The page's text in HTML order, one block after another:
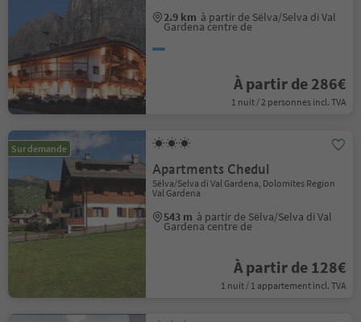
2.9 km à partir de Sëlva/Selva di Val
Gardena centre de
À partir de 286€
1 nuit / 2 personnes incl. TVA
Sur demande
Apartments Chedul
Sëlva/Selva di Val Gardena, Dolomites Region
Val Gardena
543 m à partir de Sëlva/Selva di Val
Gardena centre de
À partir de 128€
1 nuit / 1 appartement incl. TVA